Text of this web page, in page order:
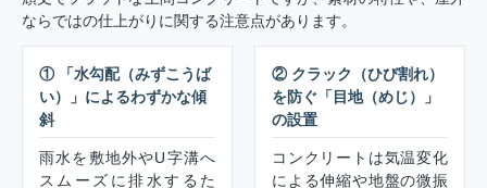
ならではの仕上がりに関する注意点があります。
① 「水勾配（みずこうば
い）」によるわずかな傾
斜
雨水を敷地外やU字溝へ
スムーズに排水するた
② クラック（ひび割れ）
を防ぐ「目地（めじ）」
の設置
コンクリートは気温変化
による伸縮や地盤の微振